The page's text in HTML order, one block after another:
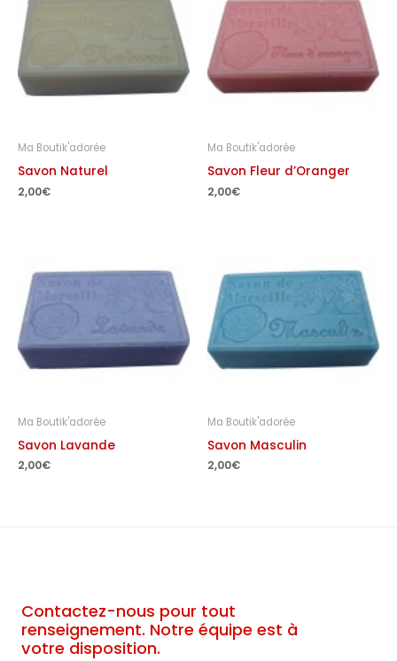
Ma Boutik'adorée
Savon Naturel
2,00€
Ma Boutik'adorée
Savon Fleur d’Oranger
2,00€
Ma Boutik'adorée
Savon Lavande
2,00€
Ma Boutik'adorée
Savon Masculin
2,00€
Contactez-nous pour tout
renseignement. Notre équipe est à
votre disposition.